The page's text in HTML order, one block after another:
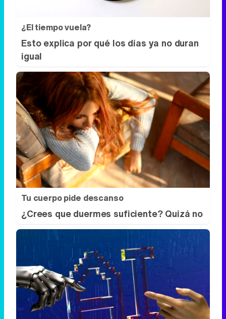
¿El tiempo vuela?
Esto explica por qué los días ya no duran
igual
Tu cuerpo pide descanso
¿Crees que duermes suficiente? Quizá no